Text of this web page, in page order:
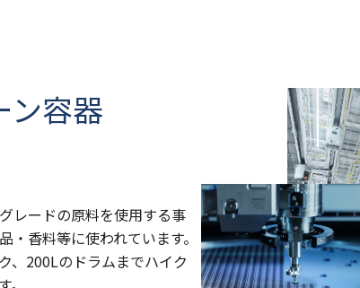
ン容器
レードの原料を使用する事
香料等に使われています。
、200Lのドラムまでハイク